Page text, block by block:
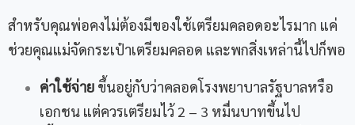
สำหรับคุณพ่อคงไม่ต้องมีของใช้เตรียมคลอดอะไรมาก แค่
ช่วยคุณแม่จัดกระเป๋าเตรียมคลอด และพกสิ่งเหล่านี้ไปก็พอ
ค่าใช้จ่าย ขึ้นอยู่กับว่าคลอดโรงพยาบาลรัฐบาลหรือ
เอกชน แต่ควรเตรียมไว้ 2 – 3 หมื่นบาทขึ้นไป